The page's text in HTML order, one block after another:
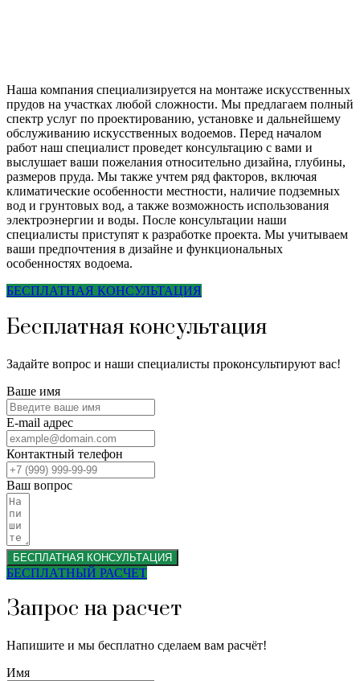
Наша компания специализируется на монтаже искусственных
прудов на участках любой сложности. Мы предлагаем полный
спектр услуг по проектированию, установке и дальнейшему
обслуживанию искусственных водоемов. Перед началом
работ наш специалист проведет консультацию с вами и
выслушает ваши пожелания относительно дизайна, глубины,
размеров пруда. Мы также учтем ряд факторов, включая
климатические особенности местности, наличие подземных
вод и грунтовых вод, а также возможность использования
электроэнергии и воды. После консультации наши
специалисты приступят к разработке проекта. Мы учитываем
ваши предпочтения в дизайне и функциональных
особенностях водоема.
БЕСПЛАТНАЯ КОНСУЛЬТАЦИЯ
Бесплатная консультация
Задайте вопрос и наши специалисты проконсультируют вас!
Ваше имя
E-mail адрес
Контактный телефон
Ваш вопрос
БЕСПЛАТНАЯ КОНСУЛЬТАЦИЯ
БЕСПЛАТНЫЙ РАСЧЕТ
Запрос на расчет
Напишите и мы бесплатно сделаем вам расчёт!
Имя